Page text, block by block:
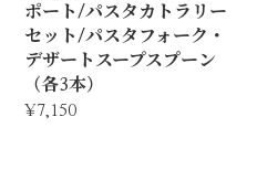
ポート/パスタカトラリー
セット/パスタフォーク・
デザートスープスプーン
（各3本）
¥7,150